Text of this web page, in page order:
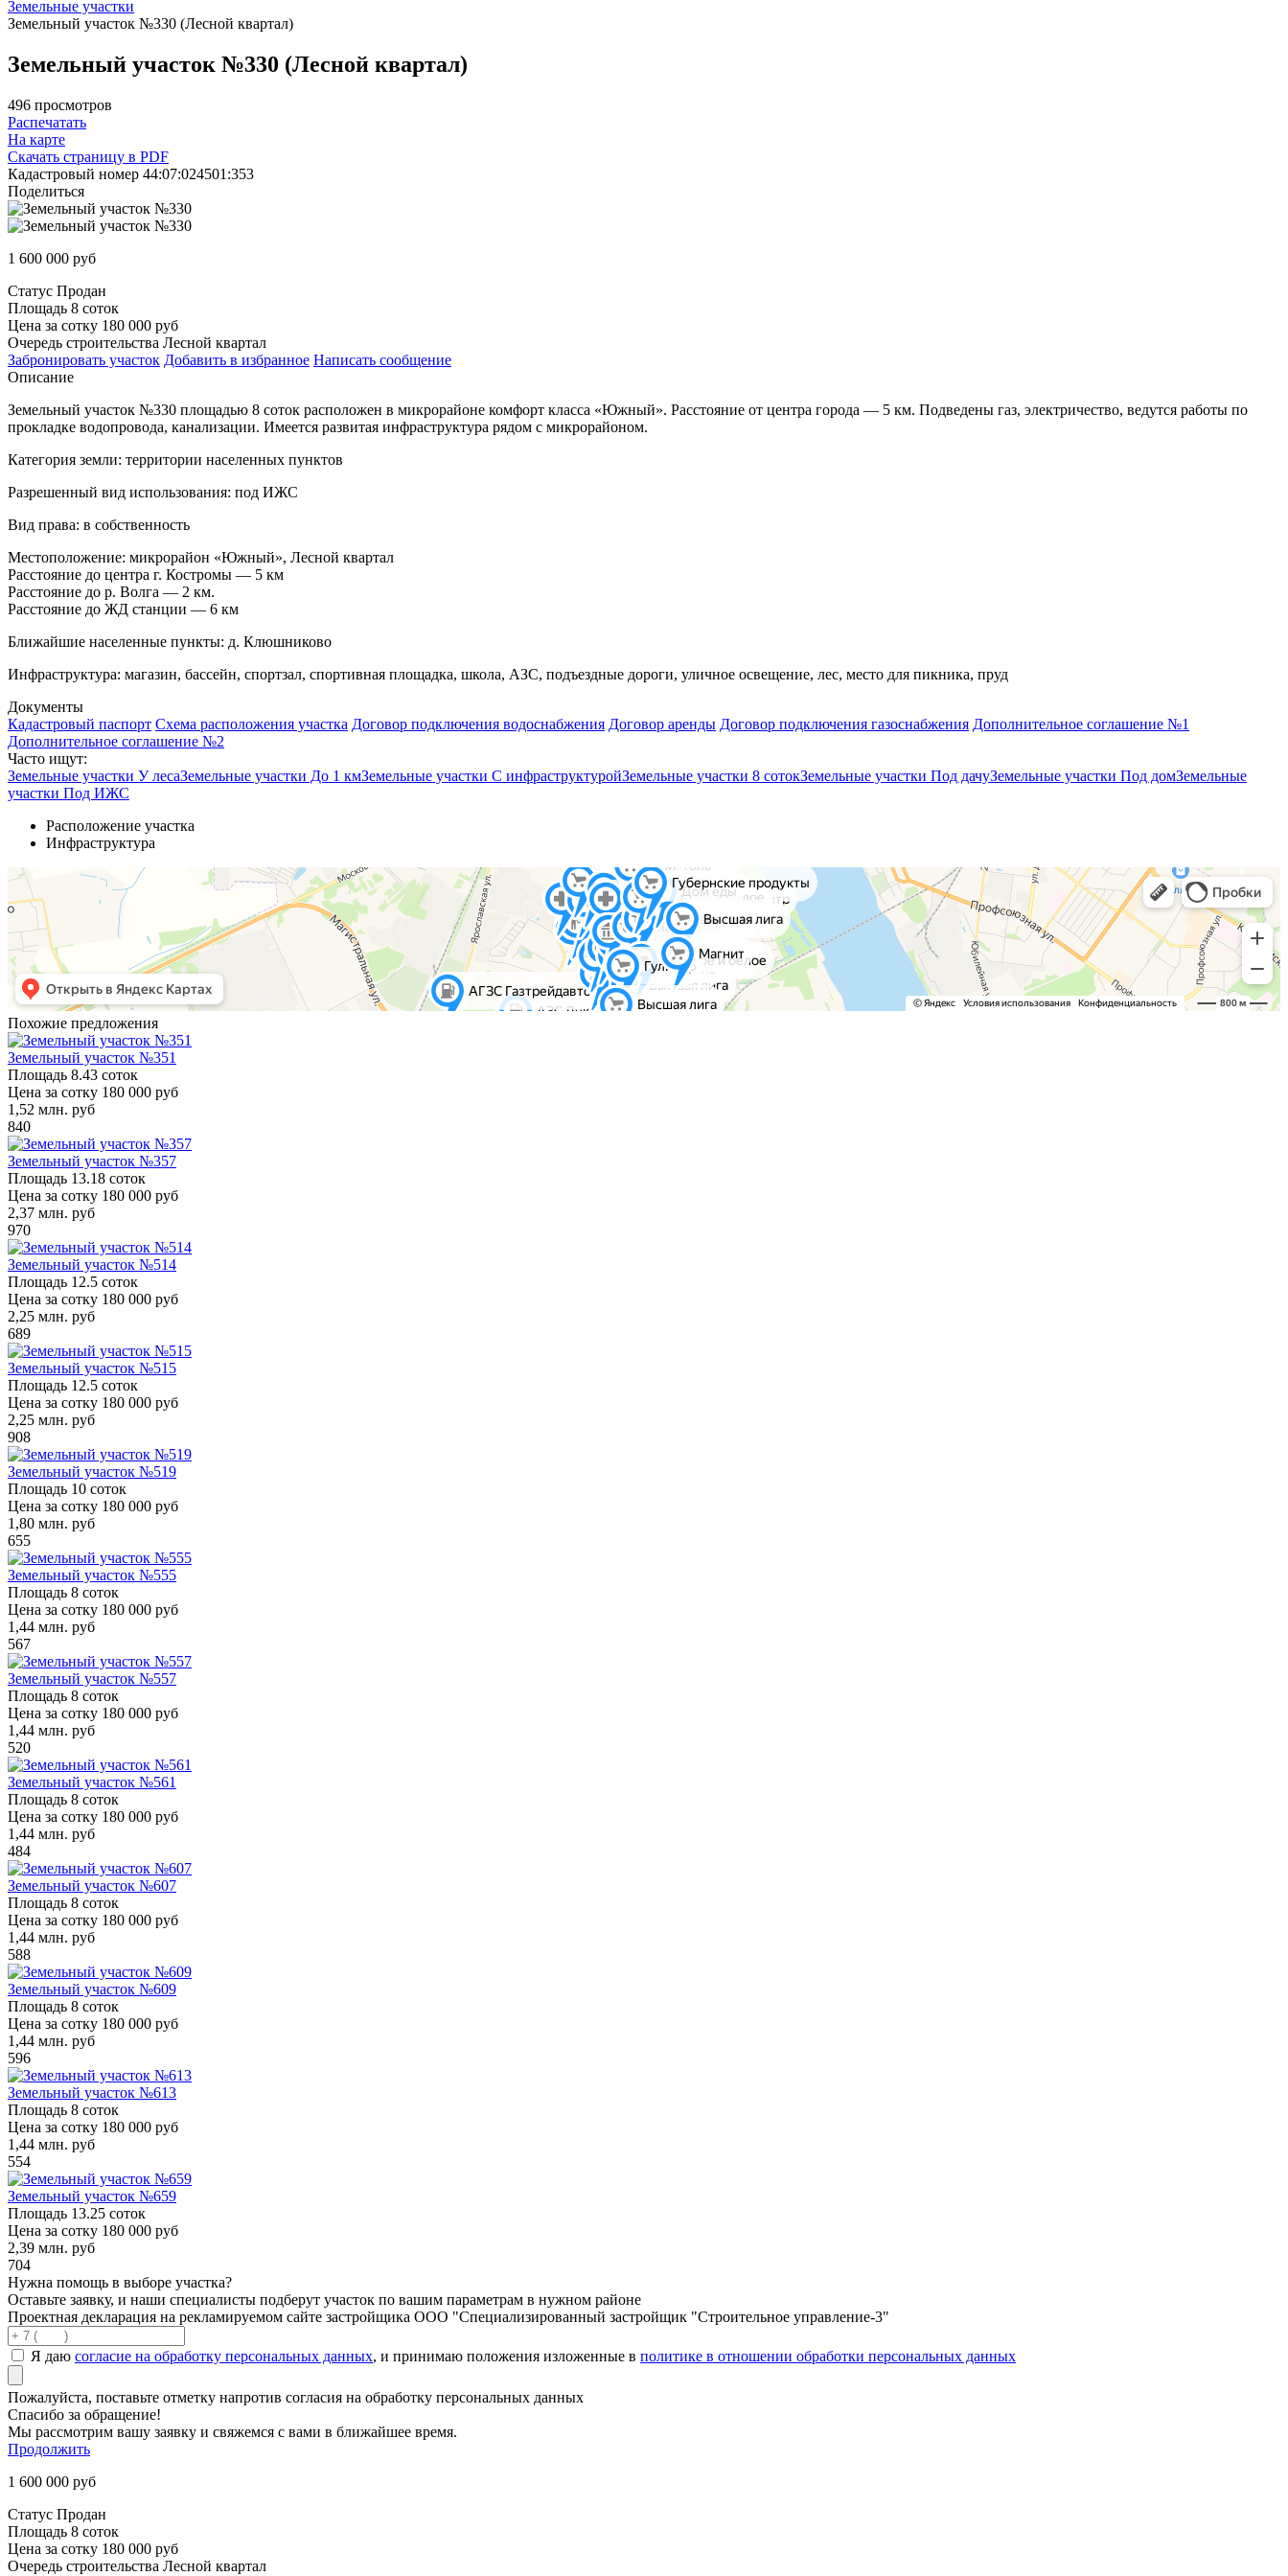
Земельные участки
Земельный участок №330 (Лесной квартал)
Земельный участок №330 (Лесной квартал)
496 просмотров
Распечатать
На карте
Скачать страницу в PDF
Кадастровый номер 44:07:024501:353
Поделиться
1 600 000 руб
Статус Продан
Площадь 8 соток
Цена за сотку 180 000 руб
Очередь строительства Лесной квартал
Забронировать участок Добавить в избранное Написать сообщение
Описание
Земельный участок №330 площадью 8 соток расположен в микрорайоне комфорт класса «Южный». Расстояние от центра города — 5 км. Подведены газ, электричество, ведутся работы по
прокладке водопровода, канализации. Имеется развитая инфраструктура рядом с микрорайоном.
Категория земли: территории населенных пунктов
Разрешенный вид использования: под ИЖС
Вид права: в собственность
Местоположение: микрорайон «Южный», Лесной квартал
Расстояние до центра г. Костромы — 5 км
Расстояние до р. Волга — 2 км.
Расстояние до ЖД станции — 6 км
Ближайшие населенные пункты: д. Клюшниково
Инфраструктура: магазин, бассейн, спортзал, спортивная площадка, школа, АЗС, подъездные дороги, уличное освещение, лес, место для пикника, пруд
Документы
Кадастровый паспорт Схема расположения участка Договор подключения водоснабжения Договор аренды Договор подключения газоснабжения Дополнительное соглашение №1
Дополнительное соглашение №2
Часто ищут:
Земельные участки У лесаЗемельные участки До 1 кмЗемельные участки С инфраструктуройЗемельные участки 8 сотокЗемельные участки Под дачуЗемельные участки Под домЗемельные
участки Под ИЖС
Расположение участка
Инфраструктура
Похожие предложения
Земельный участок №351
Площадь 8.43 соток
Цена за сотку 180 000 руб
1,52 млн. руб
840
Земельный участок №357
Площадь 13.18 соток
Цена за сотку 180 000 руб
2,37 млн. руб
970
Земельный участок №514
Площадь 12.5 соток
Цена за сотку 180 000 руб
2,25 млн. руб
689
Земельный участок №515
Площадь 12.5 соток
Цена за сотку 180 000 руб
2,25 млн. руб
908
Земельный участок №519
Площадь 10 соток
Цена за сотку 180 000 руб
1,80 млн. руб
655
Земельный участок №555
Площадь 8 соток
Цена за сотку 180 000 руб
1,44 млн. руб
567
Земельный участок №557
Площадь 8 соток
Цена за сотку 180 000 руб
1,44 млн. руб
520
Земельный участок №561
Площадь 8 соток
Цена за сотку 180 000 руб
1,44 млн. руб
484
Земельный участок №607
Площадь 8 соток
Цена за сотку 180 000 руб
1,44 млн. руб
588
Земельный участок №609
Площадь 8 соток
Цена за сотку 180 000 руб
1,44 млн. руб
596
Земельный участок №613
Площадь 8 соток
Цена за сотку 180 000 руб
1,44 млн. руб
554
Земельный участок №659
Площадь 13.25 соток
Цена за сотку 180 000 руб
2,39 млн. руб
704
Нужна помощь в выборе участка?
Оставьте заявку, и наши специалисты подберут участок по вашим параметрам в нужном районе
Проектная декларация на рекламируемом сайте застройщика ООО "Специализированный застройщик "Строительное управление-3"
Я даю согласие на обработку персональных данных, и принимаю положения изложенные в политике в отношении обработки персональных данных
Пожалуйста, поставьте отметку напротив согласия на обработку персональных данных
Спасибо за обращение!
Мы рассмотрим вашу заявку и свяжемся с вами в ближайшее время.
Продолжить
1 600 000 руб
Статус Продан
Площадь 8 соток
Цена за сотку 180 000 руб
Очередь строительства Лесной квартал